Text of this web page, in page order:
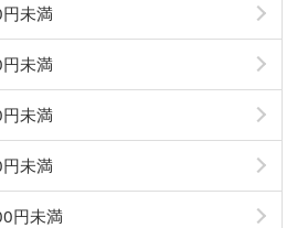
未満
未満
未満
未満
円未満